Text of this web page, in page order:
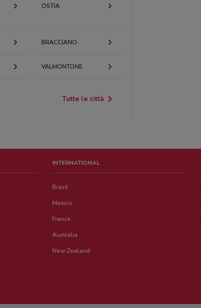
OSTIA
BRACCIANO
VALMONTONE
Tutte le città
INTERNATIONAL
Brazil
Mexico
France
Australia
New Zealand